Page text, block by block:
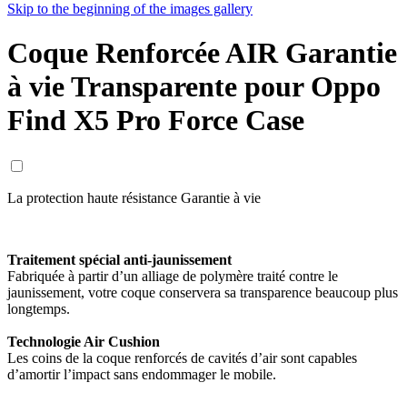
Skip to the beginning of the images gallery
Coque Renforcée AIR Garantie
à vie Transparente pour Oppo
Find X5 Pro Force Case
La protection haute résistance Garantie à vie
Traitement spécial anti-jaunissement
Fabriquée à partir d’un alliage de polymère traité contre le
jaunissement, votre coque conservera sa transparence beaucoup plus
longtemps.
Technologie Air Cushion
Les coins de la coque renforcés de cavités d’air sont capables
d’amortir l’impact sans endommager le mobile.